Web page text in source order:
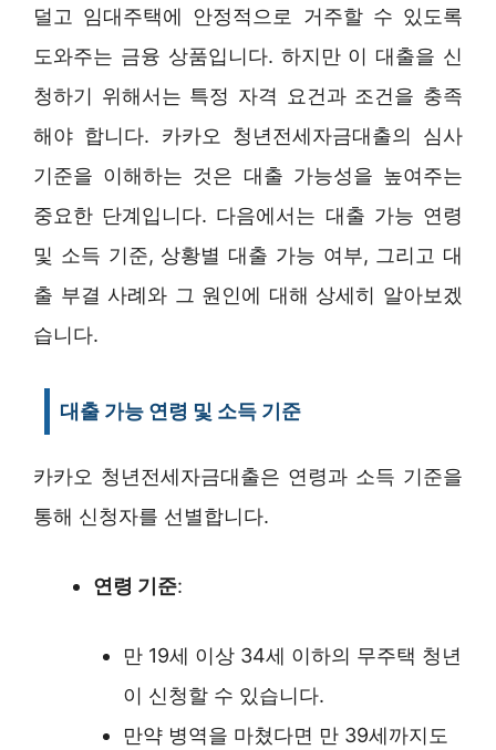
덜고 임대주택에 안정적으로 거주할 수 있도록
도와주는 금융 상품입니다. 하지만 이 대출을 신
청하기 위해서는 특정 자격 요건과 조건을 충족
해야 합니다. 카카오 청년전세자금대출의 심사
기준을 이해하는 것은 대출 가능성을 높여주는
중요한 단계입니다. 다음에서는 대출 가능 연령
및 소득 기준, 상황별 대출 가능 여부, 그리고 대
출 부결 사례와 그 원인에 대해 상세히 알아보겠
습니다.
대출 가능 연령 및 소득 기준
카카오 청년전세자금대출은 연령과 소득 기준을
통해 신청자를 선별합니다.
연령 기준:
만 19세 이상 34세 이하의 무주택 청년
이 신청할 수 있습니다.
만약 병역을 마쳤다면 만 39세까지도